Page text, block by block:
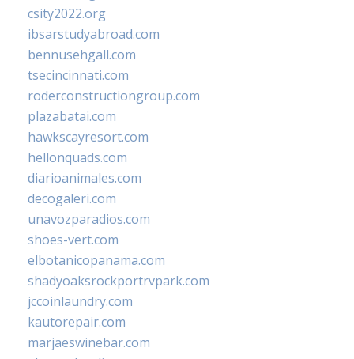
csity2022.org
ibsarstudyabroad.com
bennusehgall.com
tsecincinnati.com
roderconstructiongroup.com
plazabatai.com
hawkscayresort.com
hellonquads.com
diarioanimales.com
decogaleri.com
unavozparadios.com
shoes-vert.com
elbotanicopanama.com
shadyoaksrockportrvpark.com
jccoinlaundry.com
kautorepair.com
marjaeswinebar.com